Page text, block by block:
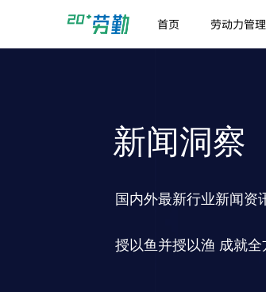
首页 劳动力管理
国内外最新行业新闻资
授以鱼并授以渔 成就全
新闻洞察